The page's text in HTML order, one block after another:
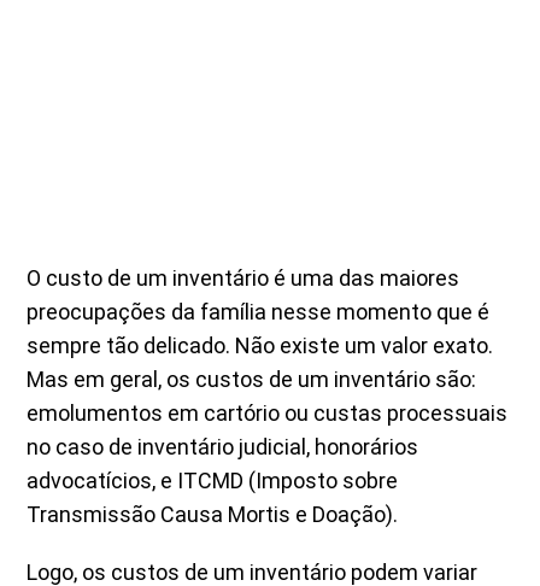
O custo de um inventário é uma das maiores
preocupações da família nesse momento que é
sempre tão delicado. Não existe um valor exato.
Mas em geral, os custos de um inventário são:
emolumentos em cartório ou custas processuais
no caso de inventário judicial, honorários
advocatícios, e ITCMD (Imposto sobre
Transmissão Causa Mortis e Doação).
Logo, os custos de um inventário podem variar